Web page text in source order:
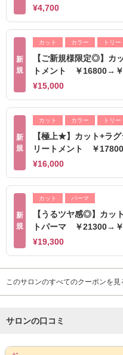
¥4,700
新
規
カット カラー トリー
【ご新規様限定◎】カ
トメント ￥16800→
¥15,000
新
規
カット カラー トリー
【極上★】カット+ラ
リートメント ￥
¥16,000
新
規
カット パーマ
【うるツヤ感◎】カッ
トパーマ ￥21300→
¥19,300
このサロンのすべてのクーポンを見
サロンの口コミ
サロンPick Up